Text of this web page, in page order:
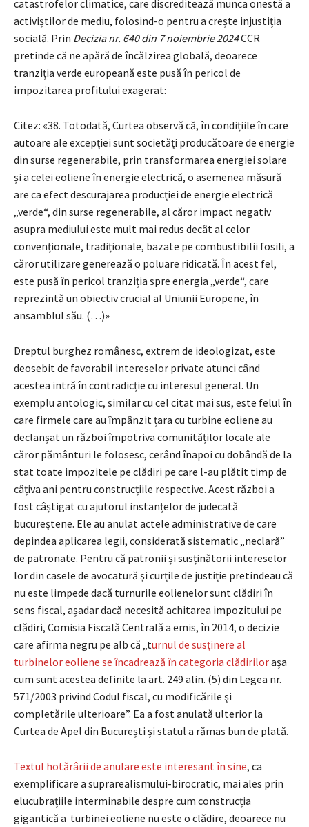
catastrofelor climatice, care discreditează munca onestă a
activiștilor de mediu, folosind-o pentru a crește injustiția
socială. Prin Decizia nr. 640 din 7 noiembrie 2024CCR
pretinde că ne apără de încălzirea globală, deoarece
tranziția verde europeană este pusă în pericol de
impozitarea profitului exagerat:
Citez: «38. Totodată, Curtea observă că, în condițiile în care
autoare ale excepției sunt societăți producătoare de energie
din surse regenerabile, prin transformarea energiei solare
și a celei eoliene în energie electrică, o asemenea măsură
are ca efect descurajarea producției de energie electrică
„verde“, din surse regenerabile, al căror impact negativ
asupra mediului este mult mai redus decât al celor
convenționale, tradiționale, bazate pe combustibilii fosili, a
căror utilizare generează o poluare ridicată. În acest fel,
este pusă în pericol tranziția spre energia „verde“, care
reprezintă un obiectiv crucial al Uniunii Europene, în
ansamblul său. (…)»
Dreptul burghez românesc, extrem de ideologizat, este
deosebit de favorabil intereselor private atunci când
acestea intră în contradicție cu interesul general. Un
exemplu antologic, similar cu cel citat mai sus, este felul în
care firmele care au împânzit țara cu turbine eoliene au
declanșat un război împotriva comunităților locale ale
căror pământuri le folosesc, cerând înapoi cu dobândă de la
stat toate impozitele pe clădiri pe care l-au plătit timp de
câțiva ani pentru construcțiile respective. Acest război a
fost câștigat cu ajutorul instanțelor de judecată
bucureștene. Ele au anulat actele administrative de care
depindea aplicarea legii, considerată sistematic „neclară”
de patronate. Pentru că patronii și susținătorii intereselor
lor din casele de avocatură și curțile de justiție pretindeau că
nu este limpede dacă turnurile eolienelor sunt clădiri în
sens fiscal, așadar dacă necesită achitarea impozitului pe
clădiri, Comisia Fiscală Centrală a emis, în 2014, o decizie
care afirma negru pe alb că „turnul de susţinere al
turbinelor eoliene se încadrează în categoria clădiriloraşa
cum sunt acestea definite la art. 249 alin. (5) din Legea nr.
571/2003 privind Codul fiscal, cu modificările şi
completările ulterioare”. Ea a fost anulată ulterior la
Curtea de Apel din București și statul a rămas bun de plată.
Textul hotărârii de anulare este interesant în sine, ca
exemplificare a suprarealismului-birocratic, mai ales prin
elucubrațiile interminabile despre cum construcția
gigantică a turbinei eoliene nu este o clădire, deoarece nu